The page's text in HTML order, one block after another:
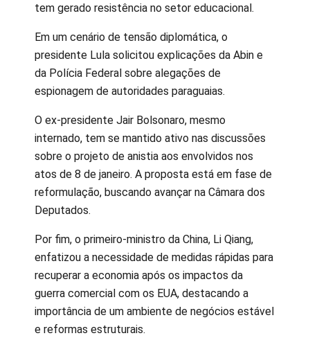
tem gerado resistência no setor educacional.
Em um cenário de tensão diplomática, o
presidente Lula solicitou explicações da Abin e
da Polícia Federal sobre alegações de
espionagem de autoridades paraguaias.
O ex-presidente Jair Bolsonaro, mesmo
internado, tem se mantido ativo nas discussões
sobre o projeto de anistia aos envolvidos nos
atos de 8 de janeiro. A proposta está em fase de
reformulação, buscando avançar na Câmara dos
Deputados.
Por fim, o primeiro-ministro da China, Li Qiang,
enfatizou a necessidade de medidas rápidas para
recuperar a economia após os impactos da
guerra comercial com os EUA, destacando a
importância de um ambiente de negócios estável
e reformas estruturais.